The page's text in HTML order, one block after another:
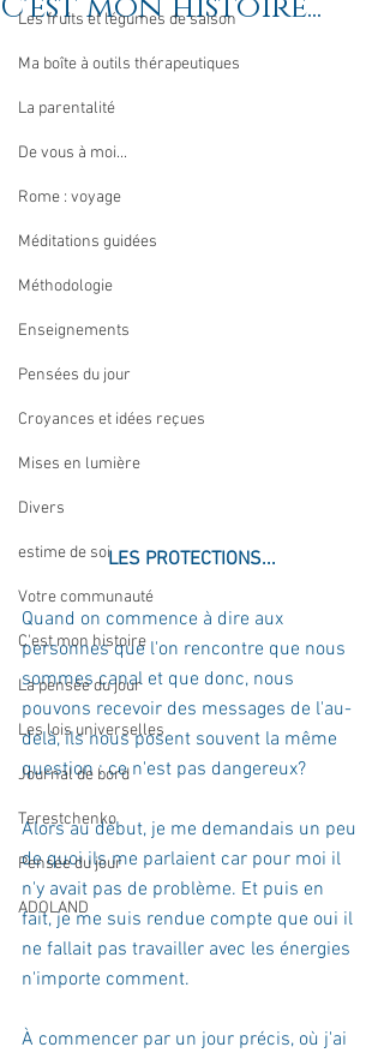
Les fruits et légumes de saison
Ma boîte à outils thérapeutiques
La parentalité
De vous à moi...
Rome : voyage
Méditations guidées
Méthodologie
Enseignements
Pensées du jour
Croyances et idées reçues
Mises en lumière
Divers
estime de soi
Votre communauté
C'est mon histoire
La pensée du jour
Les lois universelles
Journal de bord
Terestchenko
Pensée du jour
ADOLAND
LES PROTECTIONS...
Quand on commence à dire aux
personnes que l'on rencontre que nous
sommes canal et que donc, nous
pouvons recevoir des messages de l'au-
delà, ils nous posent souvent la même
question : ce n'est pas dangereux?
Alors au début, je me demandais un peu
de quoi ils me parlaient car pour moi il
n'y avait pas de problème. Et puis en
fait, je me suis rendue compte que oui il
ne fallait pas travailler avec les énergies
n'importe comment.
À commencer par un jour précis, où j'ai